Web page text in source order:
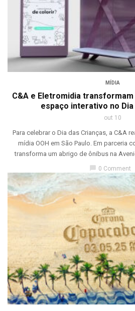
MÍDIA
C&A e Eletromidia
espaço interativo no Dia
out 10
Para celebrar o Dia das Crianças, a C&A
mídia OOH em São Paulo. Em parceria
transforma um abrigo de ônibus na
chat_bubble 0 Comment